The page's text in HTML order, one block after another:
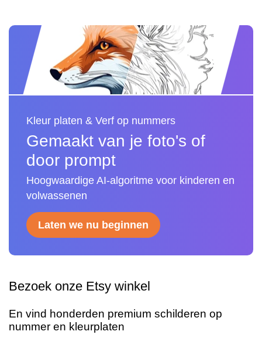
Kleur platen & Verf op nummers
Gemaakt van je foto's of
door prompt
Hoogwaardige AI-algoritme voor kinderen en
volwassenen
Laten we nu beginnen
Bezoek onze Etsy winkel
En vind honderden premium schilderen op
nummer en kleurplaten